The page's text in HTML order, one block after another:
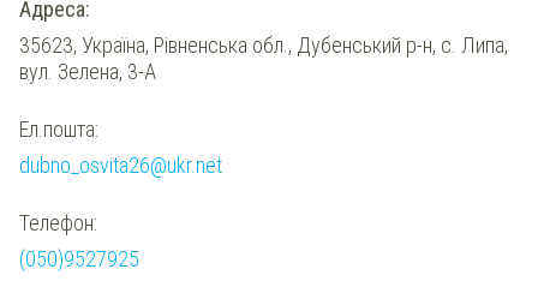
Адреса:
35623, Україна, Рівненська обл., Дубенський р-н, с. Липа,
вул. Зелена, 3-А
Ел.пошта:
dubno_osvita26@ukr.net
Телефон:
(050)9527925